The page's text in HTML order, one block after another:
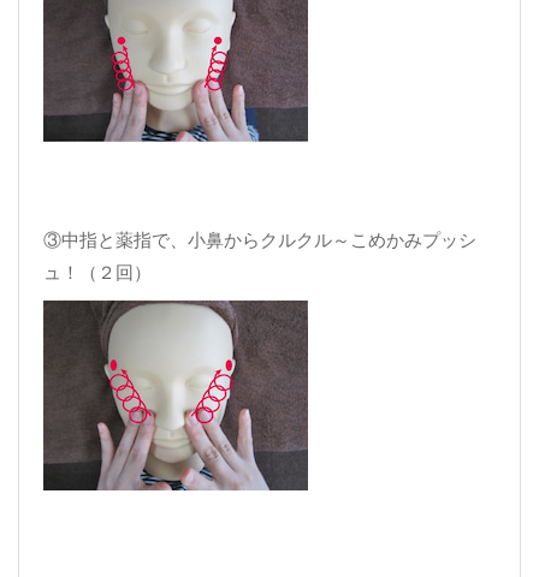
③中指と薬指で、小鼻からクルクル～こめかみプッシ
ュ！（２回）